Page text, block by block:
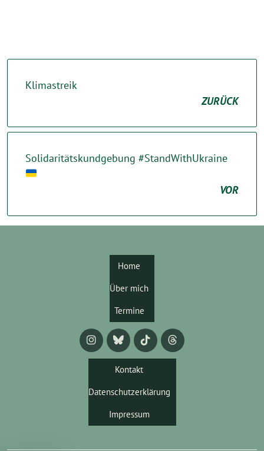
Klimastreik
ZURÜCK
Solidaritätskundgebung #StandWithUkraine
VOR
Home
Über mich
Termine
Kontakt
Datenschutzerklärung
Impressum